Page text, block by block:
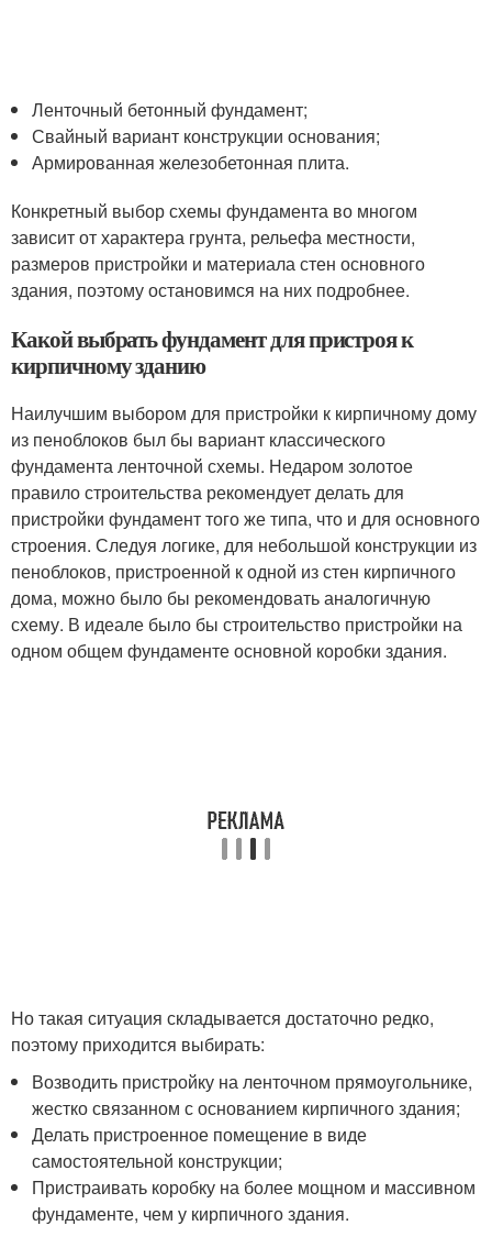
Ленточный бетонный фундамент;
Свайный вариант конструкции основания;
Армированная железобетонная плита.
Конкретный выбор схемы фундамента во многом
зависит от характера грунта, рельефа местности,
размеров пристройки и материала стен основного
здания, поэтому остановимся на них подробнее.
Какой выбрать фундамент для пристроя к
кирпичному зданию
Наилучшим выбором для пристройки к кирпичному дому
из пеноблоков был бы вариант классического
фундамента ленточной схемы. Недаром золотое
правило строительства рекомендует делать для
пристройки фундамент того же типа, что и для основного
строения. Следуя логике, для небольшой конструкции из
пеноблоков, пристроенной к одной из стен кирпичного
дома, можно было бы рекомендовать аналогичную
схему. В идеале было бы строительство пристройки на
одном общем фундаменте основной коробки здания.
Но такая ситуация складывается достаточно редко,
поэтому приходится выбирать:
Возводить пристройку на ленточном прямоугольнике,
жестко связанном с основанием кирпичного здания;
Делать пристроенное помещение в виде
самостоятельной конструкции;
Пристраивать коробку на более мощном и массивном
фундаменте, чем у кирпичного здания.